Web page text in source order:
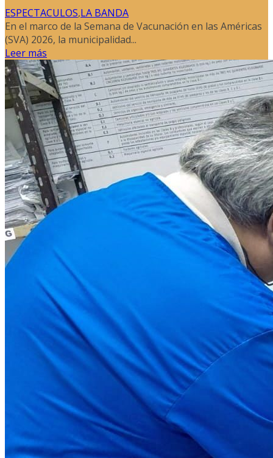
ESPECTACULOS,LA BANDA
En el marco de la Semana de Vacunación en las Américas
(SVA) 2026, la municipalidad...
Leer más